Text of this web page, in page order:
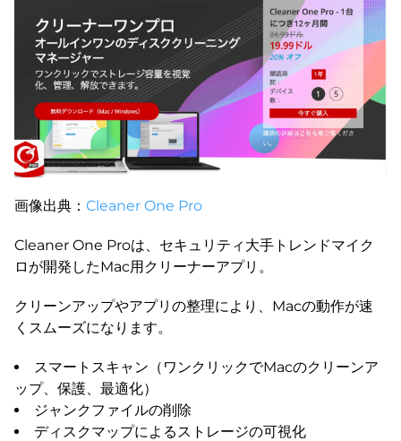
画像出典： Cleaner One Pro
Cleaner One Proは、セキュリティ大手トレンドマイク
ロが開発したMac用クリーナーアプリ。
クリーンアップやアプリの整理により、Macの動作が速
くスムーズになります。
スマートスキャン（ワンクリックでMacのクリーンア
ップ、保護、最適化）
ジャンクファイルの削除
ディスクマップによるストレージの可視化